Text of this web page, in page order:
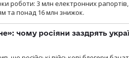
роботи: 3 млн електронних рапортів,
та понад 16 млн знижок.
чому росіяни заздрять